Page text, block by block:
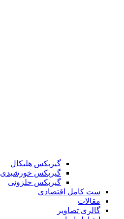
گیربکس هلیکال
گیربکس خورشیدی
گیربکس حلزونی
ست کامل اقتصادی
مقالات
گالری تصاویر